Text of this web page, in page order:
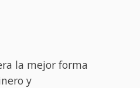
la mejor forma
y